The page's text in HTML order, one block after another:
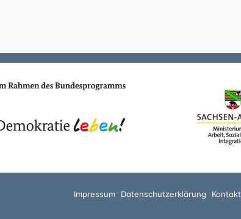
Impressum Datenschutzerklärung Kontakt